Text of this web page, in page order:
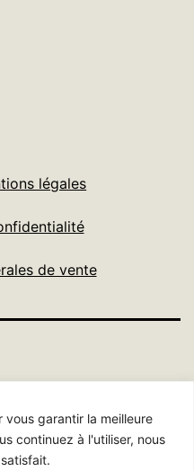
vous garantir la meilleure
continuez à l'utiliser, nous
légales
de vente